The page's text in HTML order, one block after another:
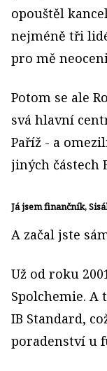
opouštěl
nejméně tři
pro mě
Potom se ale
svá hlavní
Paříž - a
jiných částech
Já jsem finančník,
A začal jste
Už od roku
Spolchemie. A
IB Standard,
poradenství u